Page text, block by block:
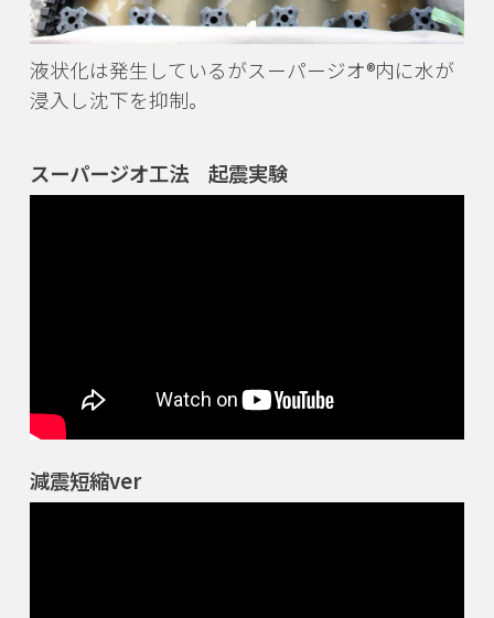
液状化は発生しているがスーパージオ®内に水が
浸入し沈下を抑制。
スーパージオ工法 起震実験
減震短縮ver